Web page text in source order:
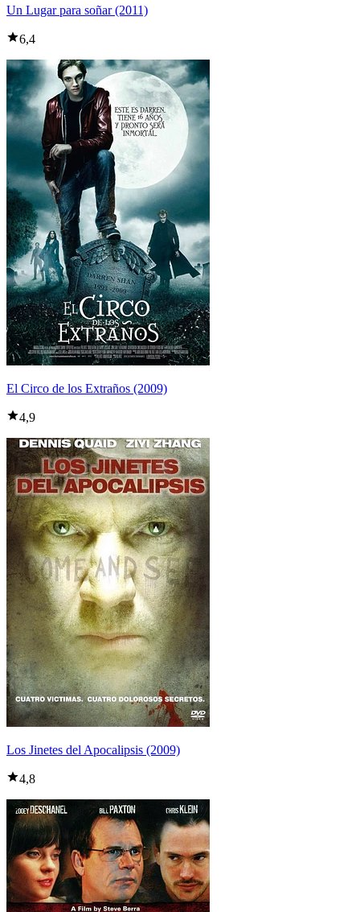
Un Lugar para soñar (2011)
6,4
El Circo de los Extraños (2009)
4,9
Los Jinetes del Apocalipsis (2009)
4,8